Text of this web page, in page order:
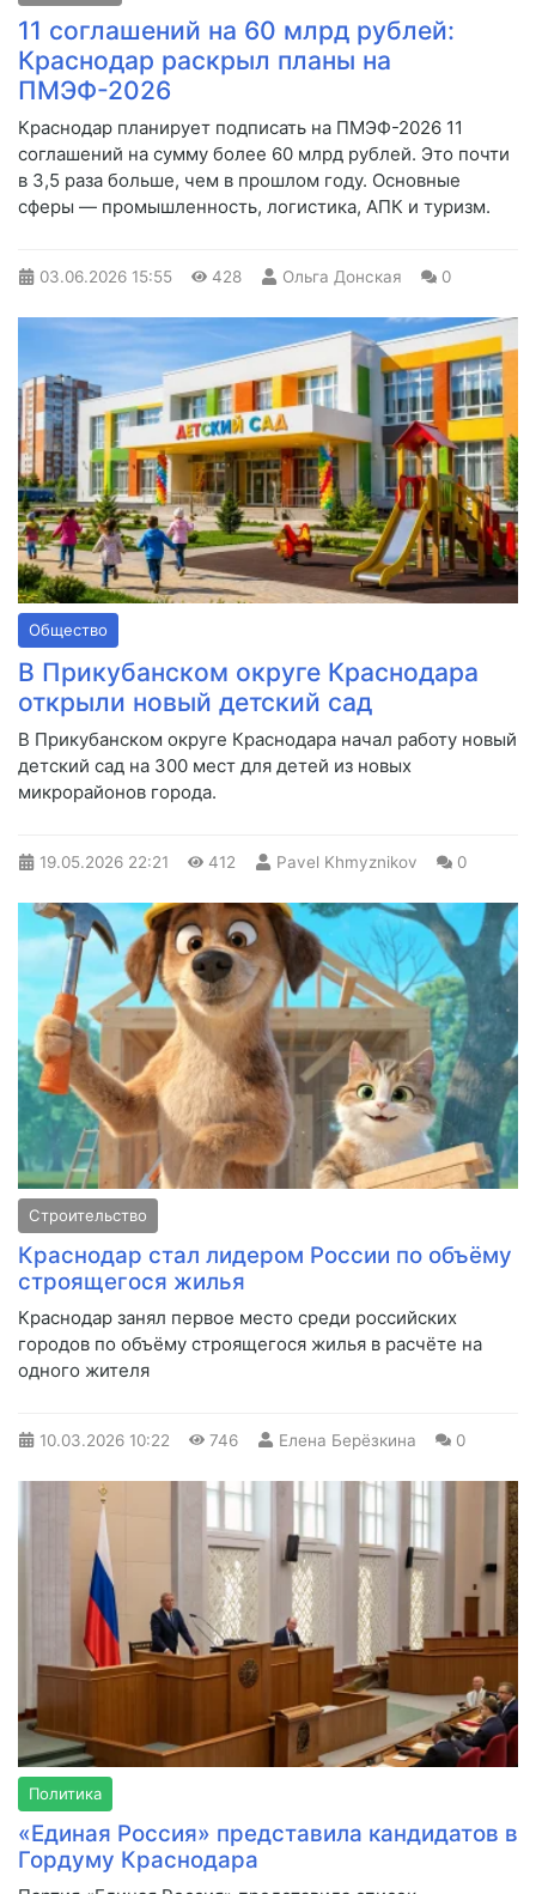
11 соглашений на 60 млрд рублей:
Краснодар раскрыл планы на
ПМЭФ-2026
Краснодар планирует подписать на ПМЭФ-2026 11
соглашений на сумму более 60 млрд рублей. Это почти
в 3,5 раза больше, чем в прошлом году. Основные
сферы — промышленность, логистика, АПК и туризм.
03.06.2026 15:55 428 Ольга Донская 0
Общество
В Прикубанском округе Краснодара
открыли новый детский сад
В Прикубанском округе Краснодара начал работу новый
детский сад на 300 мест для детей из новых
микрорайонов города.
19.05.2026 22:21 412 Pavel Khmyznikov 0
Строительство
Краснодар стал лидером России по объёму
строящегося жилья
Краснодар занял первое место среди российских
городов по объёму строящегося жилья в расчёте на
одного жителя
10.03.2026 10:22 746 Eлена Берёзкина 0
Политика
«Единая Россия» представила кандидатов в
Гордуму Краснодара